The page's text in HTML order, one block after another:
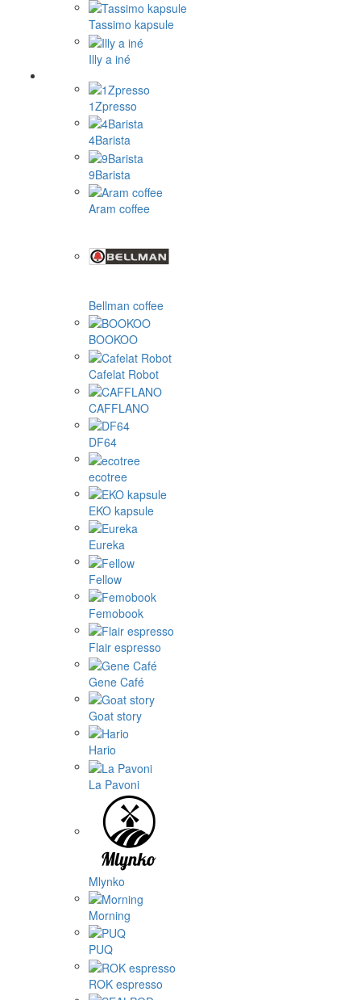
Tassimo kapsule
Illy a iné
1Zpresso
4Barista
9Barista
Aram coffee
Bellman coffee
BOOKOO
Cafelat Robot
CAFFLANO
DF64
ecotree
EKO kapsule
Eureka
Fellow
Femobook
Flair espresso
Gene Café
Goat story
Hario
La Pavoni
Mlynko
Morning
PUQ
ROK espresso